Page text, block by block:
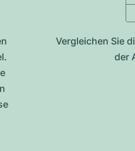
Vergleichen Sie
der